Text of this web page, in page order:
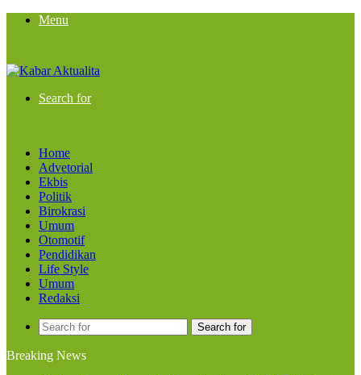
Menu
Search for
Home
Advetorial
Ekbis
Politik
Birokrasi
Umum
Otomotif
Pendidikan
Life Style
Umum
Redaksi
Search for
Breaking News